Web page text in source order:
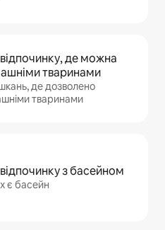
де можна
тваринами
де дозволено
тваринами
з басейном
є басейн